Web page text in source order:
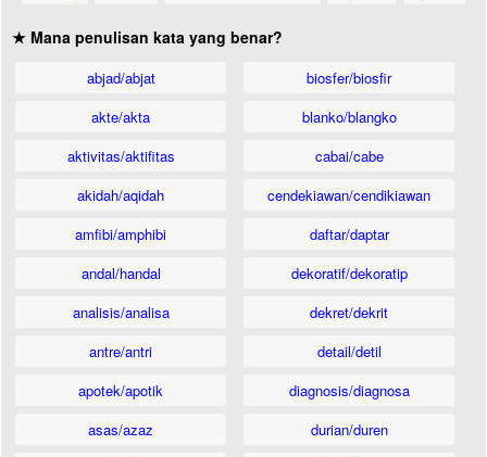
★ Mana penulisan kata yang benar?
abjad/abjat
akte/akta
aktivitas/aktifitas
akidah/aqidah
amfibi/amphibi
andal/handal
analisis/analisa
antre/antri
apotek/apotik
asas/azaz
biosfer/biosfir
blanko/blangko
cabai/cabe
cendekiawan/cendikiawan
daftar/daptar
dekoratif/dekoratip
dekret/dekrit
detail/detil
diagnosis/diagnosa
durian/duren